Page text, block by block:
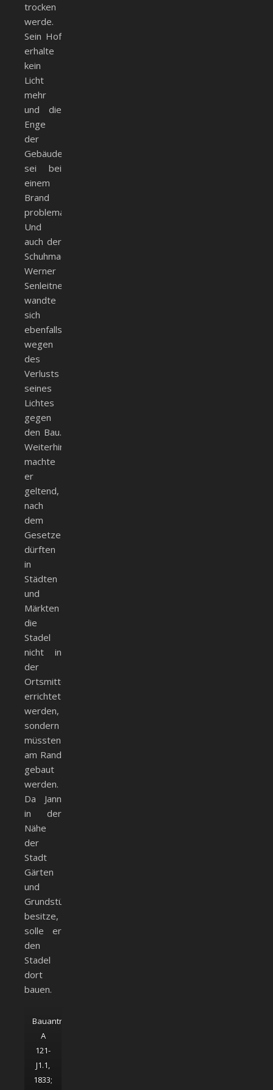
trocken
werde.
Sein Hof
erhalte
kein
Licht
mehr
und die
Enge
der
Gebäude
sei bei
einem
Brand
problematisch.
Und
auch der
Schuhmacher
Werner
Senleitner
wandte
sich
ebenfalls
wegen
des
Verlusts
seines
Lichtes
gegen
den Bau.
Weiterhin
machte
er
geltend,
nach
dem
Gesetze
dürften
in
Städten
und
Märkten
die
Stadel
nicht in
der
Ortsmitte
errichtet
werden,
sondern
müssten
am Rand
gebaut
werden.
Da Jann
in der
Nähe
der
Stadt
Gärten
und
Grundstücke
besitze,
solle er
den
Stadel
dort
bauen.
Bauantrag
A
121-
J1.1,
1833;